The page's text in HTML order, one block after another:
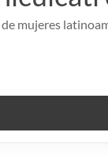
mujeres